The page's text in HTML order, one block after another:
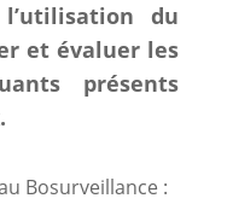
du
et évaluer les
présents
Bosurveillance :